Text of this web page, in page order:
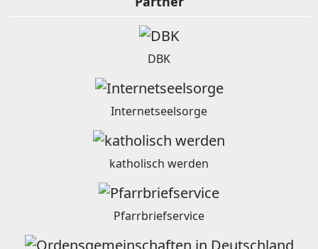
DBK
Internetseelsorge
katholisch werden
Pfarrbriefservice